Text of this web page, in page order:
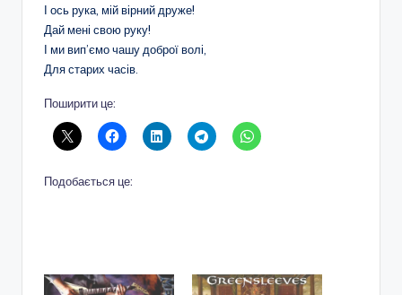
І ось рука, мій вірний друже!
Дай мені свою руку!
І ми вип’ємо чашу доброї волі,
Для старих часів.
Поширити це:
Подобається це: